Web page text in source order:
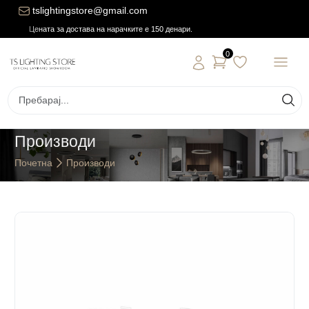
tslightingstore@gmail.com
Цената за достава на нарачките е 150 денари.
0
Производи
Почетна Производи